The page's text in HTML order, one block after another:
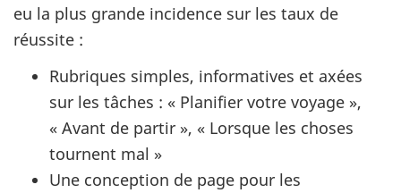
eu la plus grande incidence sur les taux de
réussite :
Rubriques simples, informatives et axées
sur les tâches : « Planifier votre voyage »,
« Avant de partir », « Lorsque les choses
tournent mal »
Une conception de page pour les